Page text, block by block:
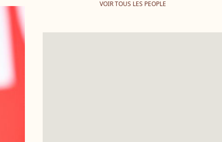
VOIR TOUS LES PEOPLE